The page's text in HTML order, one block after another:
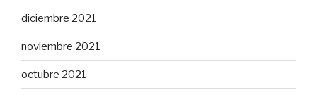
diciembre 2021
noviembre 2021
octubre 2021